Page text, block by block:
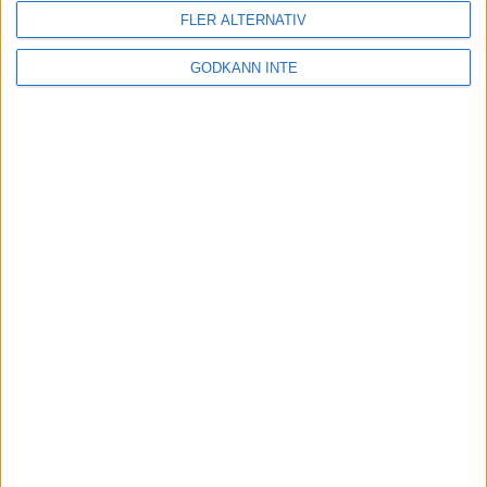
FLER ALTERNATIV
GODKÄNN INTE
Adress
Svenska Bowlingförbundet